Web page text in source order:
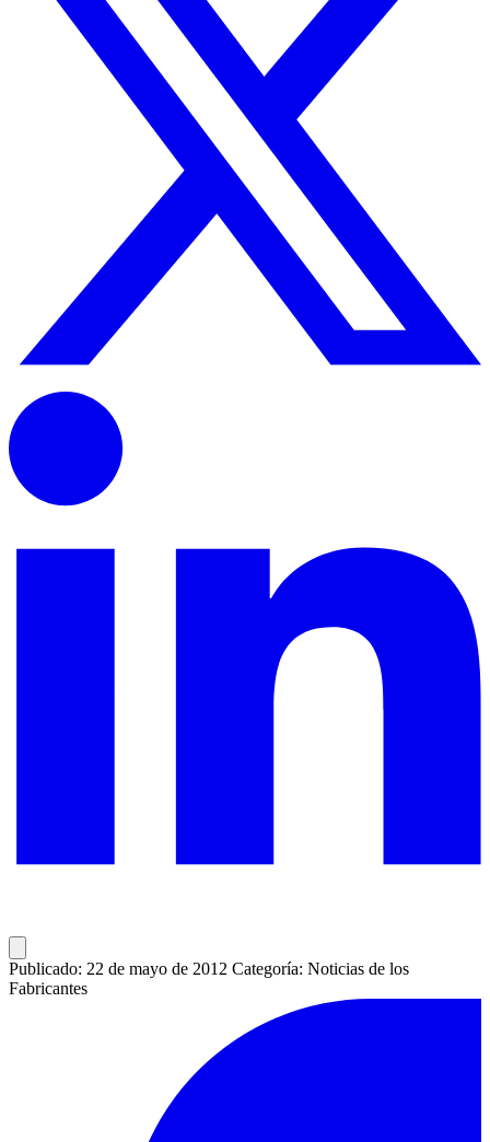
Publicado: 22 de mayo de 2012 Categoría: Noticias de los
Fabricantes